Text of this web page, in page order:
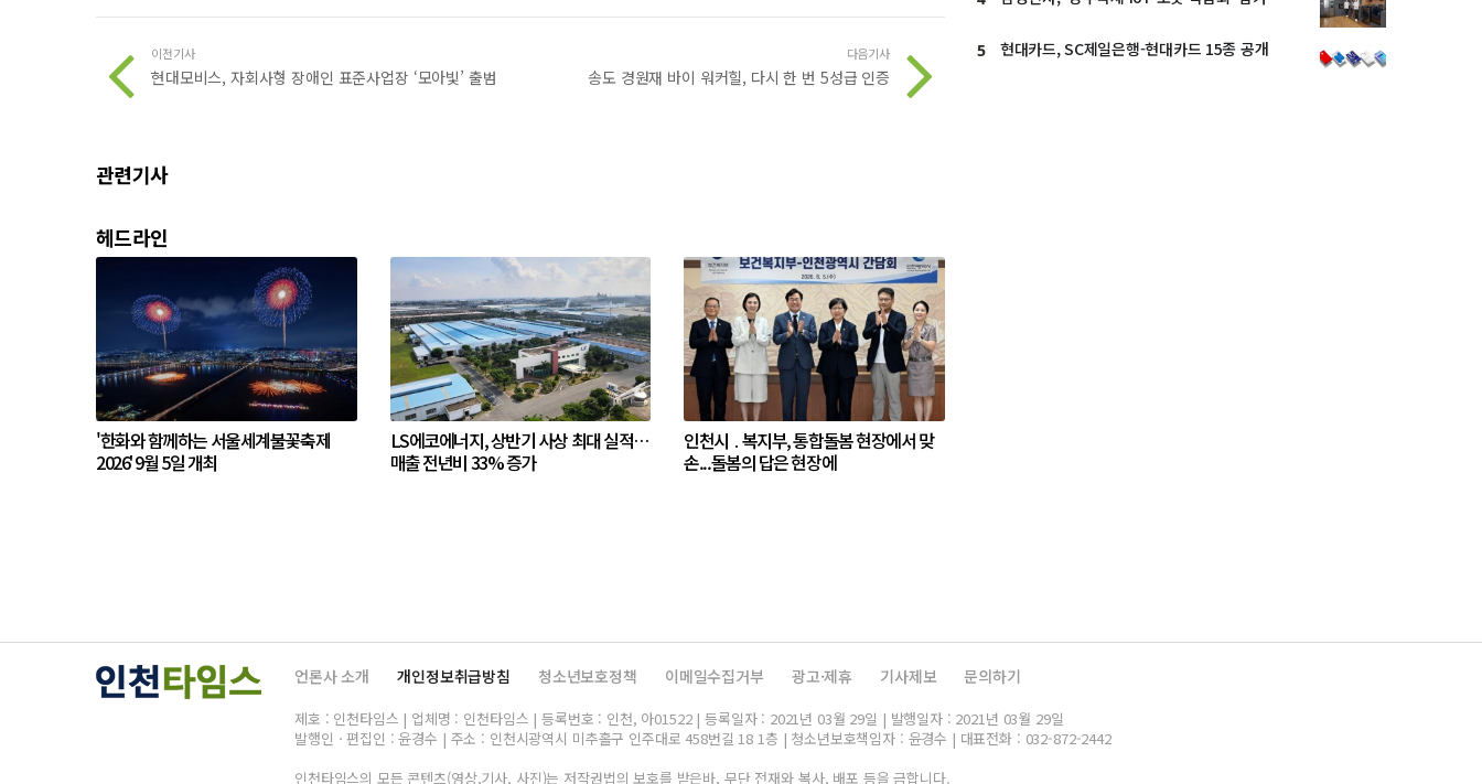
이전기사
현대모비스, 자회사형 장애인 표준사업장 ‘모아빛’ 출범
다음기사
송도 경원재 바이 워커힐, 다시 한 번 5성급 인증
관련기사
헤드라인
'한화와 함께하는 서울세계불꽃축제
2026' 9월 5일 개최
LS에코에너지, 상반기 사상 최대 실적…
매출 전년비 33% 증가
인천시 ․ 복지부, 통합돌봄 현장에서 맞
손...돌봄의 답은 현장에
5 현대카드, SC제일은행-현대카드 15종 공개
언론사 소개 개인정보취급방침 청소년보호정책 이메일수집거부 광고·제휴 기사제보 문의하기
제호 : 인천타임스 | 업체명 : 인천타임스 | 등록번호 : 인천, 아01522 | 등록일자 : 2021년 03월 29일 | 발행일자 : 2021년 03월 29일
발행인ㆍ편집인 : 윤경수 | 주소 : 인천시광역시 미추홀구 인주대로 458번길 18 1층 | 청소년보호책임자 : 윤경수 | 대표전화 : 032-872-2442
인천타임스의 모든 콘텐츠(영상,기사, 사진)는 저작권법의 보호를 받은바, 무단 전재와 복사, 배포 등을 금합니다.